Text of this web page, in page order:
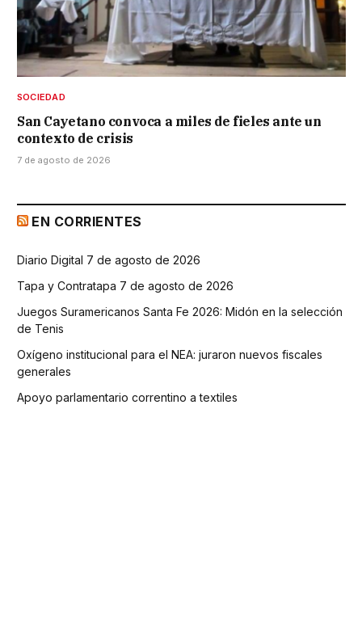
SOCIEDAD
San Cayetano convoca a miles de fieles ante un
contexto de crisis
7 de agosto de 2026
EN CORRIENTES
Diario Digital 7 de agosto de 2026
Tapa y Contratapa 7 de agosto de 2026
Juegos Suramericanos Santa Fe 2026: Midón en la selección
de Tenis
Oxígeno institucional para el NEA: juraron nuevos fiscales
generales
Apoyo parlamentario correntino a textiles